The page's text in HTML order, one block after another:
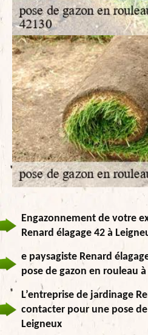
Engazonnement de votre
Renard élagage 42 à
e paysagiste Renard
pose de gazon en rouleau
L’entreprise de jardinage
contacter pour une pose
Leigneux